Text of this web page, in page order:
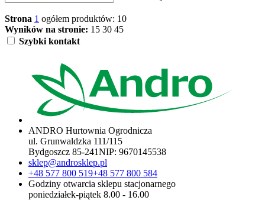
Strona 1 ogółem produktów: 10
Wyników na stronie: 15 30 45
Szybki kontakt
ANDRO Hurtownia Ogrodnicza
ul. Grunwaldzka 111/115
Bydgoszcz 85-241NIP: 9670145538
sklep@androsklep.pl
+48 577 800 519+48 577 800 584
Godziny otwarcia sklepu stacjonarnego
poniedziałek-piątek 8.00 - 16.00